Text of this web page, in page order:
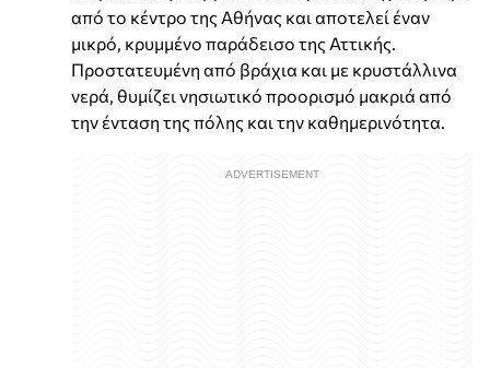
από το κέντρο της Αθήνας και αποτελεί έναν
μικρό, κρυμμένο παράδεισο της Αττικής.
Προστατευμένη από βράχια και με κρυστάλλινα
νερά, θυμίζει νησιωτικό προορισμό μακριά από
την ένταση της πόλης και την καθημερινότητα.